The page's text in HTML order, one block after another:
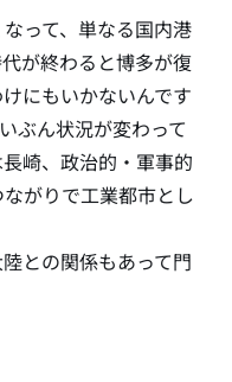
って、単なる国内港
が終わると博多が復
にもいかないんです
ぶん状況が変わって
崎、政治的・軍事的
がりで工業都市とし
との関係もあって門